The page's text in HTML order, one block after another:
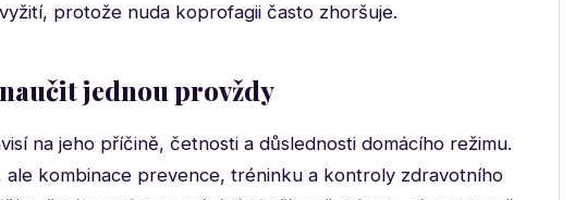
protože nuda koprofagii často zhoršuje.
jednou provždy
na jeho příčině, četnosti a důslednosti domácího režimu.
ale kombinace prevence, tréninku a kontroly zdravotního